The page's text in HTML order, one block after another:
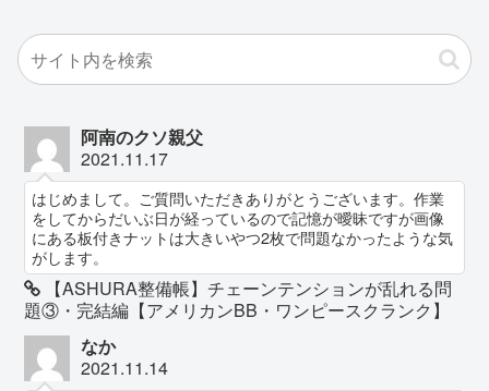
阿南のクソ親父
2021.11.17
はじめまして。ご質問いただきありがとうございます。作業
をしてからだいぶ日が経っているので記憶が曖昧ですが画像
にある板付きナットは大きいやつ2枚で問題なかったような気
がします。
【ASHURA整備帳】チェーンテンションが乱れる問
題③・完結編【アメリカンBB・ワンピースクランク】
なか
2021.11.14